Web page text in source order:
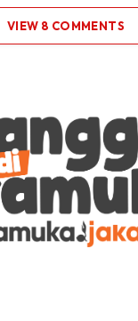
VIEW 8 COMMENTS